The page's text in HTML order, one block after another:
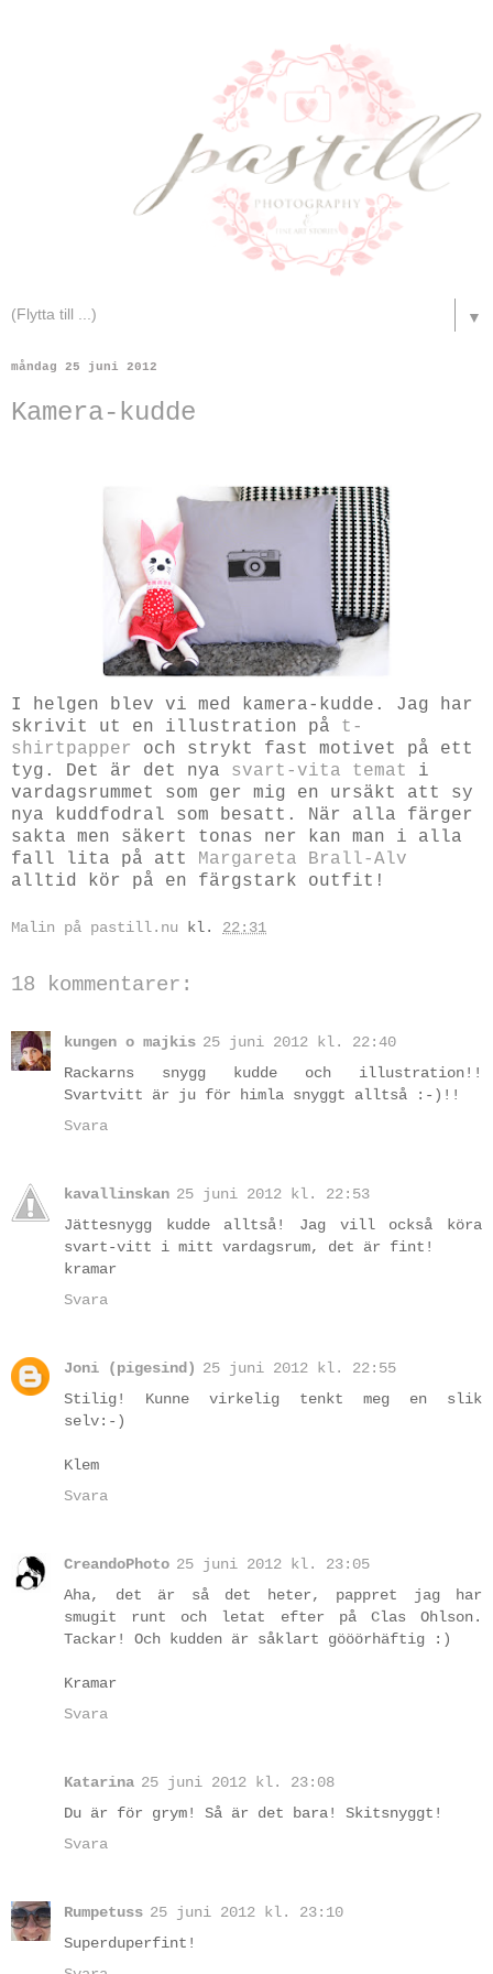
▼
måndag 25 juni 2012
Kamera-kudde
I helgen blev vi med kamera-kudde. Jag har
skrivit ut en illustration på t-
shirtpapper
och strykt fast motivet på ett
tyg. Det är det nya svart-vita temat
i
vardagsrummet som ger mig en ursäkt att sy
nya kuddfodral som besatt. När alla färger
sakta men säkert tonas ner kan man i alla
fall lita på att Margareta Brall-Alv
alltid kör på en färgstark outfit!
Malin på pastill.nu kl. 22:31
18 kommentarer:
kungen o majkis 25 juni 2012 kl. 22:40
Rackarns snygg kudde och illustration!!
Svartvitt är ju för himla snyggt alltså :-)!!
Svara
kavallinskan 25 juni 2012 kl. 22:53
Jättesnygg kudde alltså! Jag vill också köra
svart-vitt i mitt vardagsrum, det är fint!
kramar
Svara
Joni (pigesind) 25 juni 2012 kl. 22:55
Stilig! Kunne virkelig tenkt meg en slik
selv:-)
Klem
Svara
CreandoPhoto 25 juni 2012 kl. 23:05
Aha, det är så det heter, pappret jag har
smugit runt och letat efter på Clas Ohlson.
Tackar! Och kudden är såklart gööörhäftig :)
Kramar
Svara
Katarina 25 juni 2012 kl. 23:08
Du är för grym! Så är det bara! Skitsnyggt!
Svara
Rumpetuss 25 juni 2012 kl. 23:10
Superduperfint!